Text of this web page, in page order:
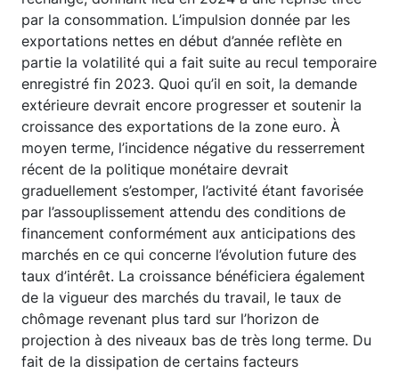
par la consommation. L’impulsion donnée par les
exportations nettes en début d’année reflète en
partie la volatilité qui a fait suite au recul temporaire
enregistré fin 2023. Quoi qu’il en soit, la demande
extérieure devrait encore progresser et soutenir la
croissance des exportations de la zone euro. À
moyen terme, l’incidence négative du resserrement
récent de la politique monétaire devrait
graduellement s’estomper, l’activité étant favorisée
par l’assouplissement attendu des conditions de
financement conformément aux anticipations des
marchés en ce qui concerne l’évolution future des
taux d’intérêt. La croissance bénéficiera également
de la vigueur des marchés du travail, le taux de
chômage revenant plus tard sur l’horizon de
projection à des niveaux bas de très long terme. Du
fait de la dissipation de certains facteurs